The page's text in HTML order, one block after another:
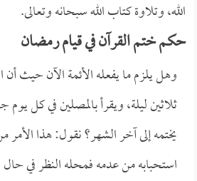
الله، وتلاوة كتاب الله سبحانه وتعالى.
حكم ختم القرآن في قيام رمضان
وهل يلزم ما يفعله الأئمة الآن حيث أن
ثلاثين ليلة، ويقرأ بالمصلين في كل
يختمه إلى آخر الشهر؟ نقول: هذا الأمر
استحبابه من عدمه فمحله النظر في حال